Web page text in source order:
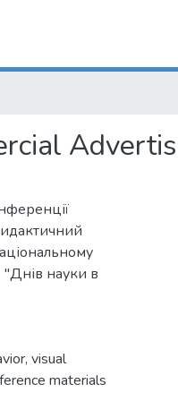
"Днів науки в
, visual
materials